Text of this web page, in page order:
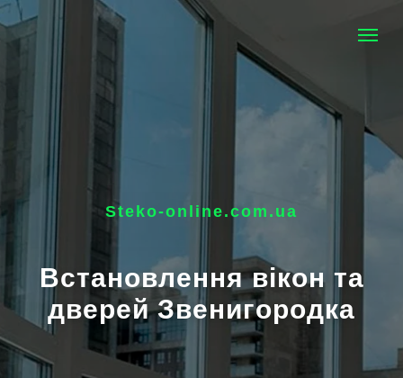
Steko-online.com.ua
Встановлення вікон та
дверей Звенигородка